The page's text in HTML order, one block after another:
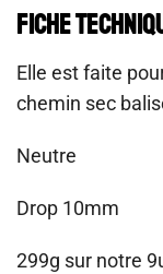
Fiche
Elle est faite
chemin sec
Neutre
Drop 10mm
299g sur notre